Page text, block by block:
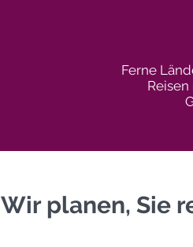
Ferne
Wir planen, Sie